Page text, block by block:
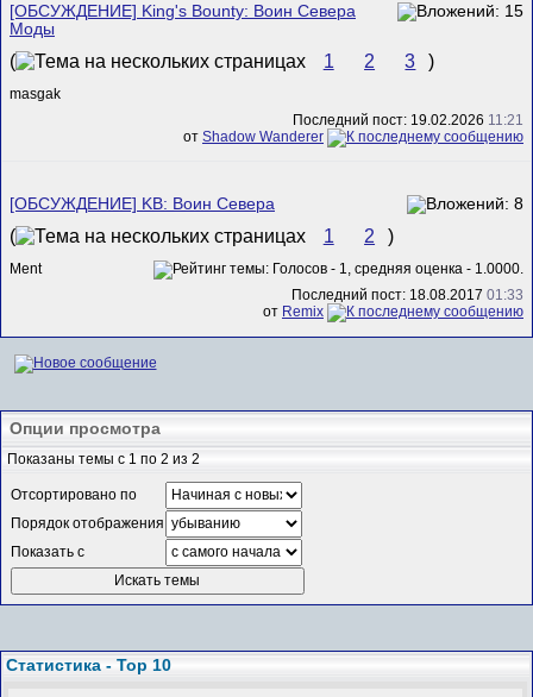
[ОБСУЖДЕНИЕ] King's Bounty: Воин Севера
Моды
( 1 2 3 )
masgak
Последний пост: 19.02.2026 11:21
от Shadow Wanderer
[ОБСУЖДЕНИЕ] KB: Воин Севера
( 1 2 )
Ment
Последний пост: 18.08.2017 01:33
от Remix
Опции просмотра
Показаны темы с 1 по 2 из 2
Отсортировано по
Порядок отображения
Показать с
Статистика - Top 10